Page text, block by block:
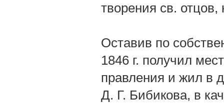
творения св.
Оставив по
1846 г. получил
правления и жил в
Д. Г. Бибикова, в